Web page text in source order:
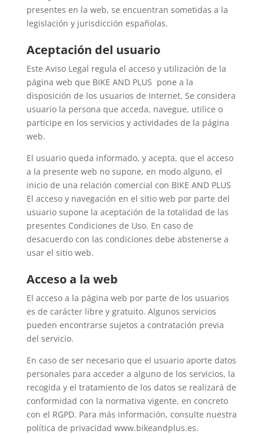
presentes en la web, se encuentran sometidas a la
legislación y jurisdicción españolas.
Aceptación del usuario
Este Aviso Legal regula el acceso y utilización de la
página web que BIKE AND PLUS pone a la
disposición de los usuarios de Internet. Se considera
usuario la persona que acceda, navegue, utilice o
participe en los servicios y actividades de la página
web.
El usuario queda informado, y acepta, que el acceso
a la presente web no supone, en modo alguno, el
inicio de una relación comercial con BIKE AND PLUS
El acceso y navegación en el sitio web por parte del
usuario supone la aceptación de la totalidad de las
presentes Condiciones de Uso. En caso de
desacuerdo con las condiciones debe abstenerse a
usar el sitio web.
Acceso a la web
El acceso a la página web por parte de los usuarios
es de carácter libre y gratuito. Algunos servicios
pueden encontrarse sujetos a contratación previa
del servicio.
En caso de ser necesario que el usuario aporte datos
personales para acceder a alguno de los servicios, la
recogida y el tratamiento de los datos se realizará de
conformidad con la normativa vigente, en concreto
con el RGPD. Para más información, consulte nuestra
política de privacidad www.bikeandplus.es.